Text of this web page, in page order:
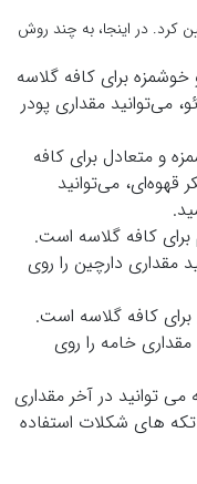
کرد. در اینجا، به چند روش
برای کافه گلاسه
می‌توانید مقداری پودر
و متعادل برای کافه
قهوه‌ای، می‌توانید
کافه گلاسه است.
مقداری دارچین را روی
کافه گلاسه است.
مقداری خامه را روی
توانید در آخر مقداری
تکه های شکلات استفاده